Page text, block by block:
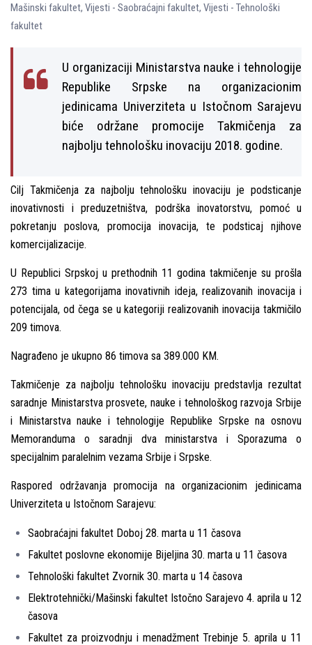
Mašinski fakultet, Vijesti - Saobraćajni fakultet, Vijesti - Tehnološki
fakultet
U organizaciji Ministarstva nauke i tehnologije
Republike Srpske na organizacionim
jedinicama Univerziteta u Istočnom Sarajevu
biće održane promocije Takmičenja za
najbolјu tehnološku inovaciju 2018. godine.
Cilј Takmičenja za najbolјu tehnološku inovaciju je podsticanje
inovativnosti i preduzetništva, podrška inovatorstvu, pomoć u
pokretanju poslova, promocija inovacija, te podsticaj njihove
komercijalizacije.
U Republici Srpskoj u prethodnih 11 godina takmičenje su prošla
273 tima u kategorijama inovativnih ideja, realizovanih inovacija i
potencijala, od čega se u kategoriji realizovanih inovacija takmičilo
209 timova.
Nagrađeno je ukupno 86 timova sa 389.000 KM.
Takmičenje za najbolјu tehnološku inovaciju predstavlјa rezultat
saradnje Ministarstva prosvete, nauke i tehnološkog razvoja Srbije
i Ministarstva nauke i tehnologije Republike Srpske na osnovu
Memoranduma o saradnji dva ministarstva i Sporazuma o
specijalnim paralelnim vezama Srbije i Srpske.
Raspored održavanja promocija na organizacionim jedinicama
Univerziteta u Istočnom Sarajevu:
Saobraćajni fakultet Doboj 28. marta u 11 časova
Fakultet poslovne ekonomije Bijelјina 30. marta u 11 časova
Tehnološki fakultet Zvornik 30. marta u 14 časova
Elektrotehnički/Mašinski fakultet Istočno Sarajevo 4. aprila u 12
časova
Fakultet za proizvodnju i menadžment Trebinje 5. aprila u 11